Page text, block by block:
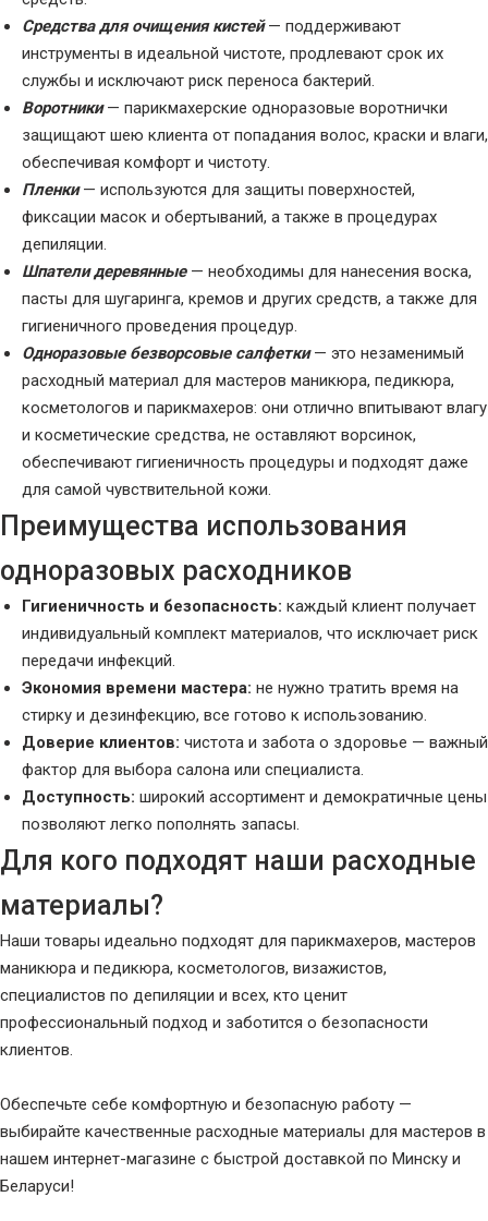
Средства для очищения кистей— поддерживают
инструменты в идеальной чистоте, продлевают срок их
службы и исключают риск переноса бактерий.
Воротники— парикмахерские одноразовые воротнички
защищают шею клиента от попадания волос, краски и влаги,
обеспечивая комфорт и чистоту.
Пленки— используются для защиты поверхностей,
фиксации масок и обертываний, а также в процедурах
депиляции.
Шпатели деревянные— необходимы для нанесения воска,
пасты для шугаринга, кремов и других средств, а также для
гигиеничного проведения процедур.
Одноразовые безворсовые салфетки— это незаменимый
расходный материал для мастеров маникюра, педикюра,
косметологов и парикмахеров: они отлично впитывают влагу
и косметические средства, не оставляют ворсинок,
обеспечивают гигиеничность процедуры и подходят даже
для самой чувствительной кожи.
Преимущества использования
одноразовых расходников
Гигиеничность и безопасность: каждый клиент получает
индивидуальный комплект материалов, что исключает риск
передачи инфекций.
Экономия времени мастера: не нужно тратить время на
стирку и дезинфекцию, все готово к использованию.
Доверие клиентов: чистота и забота о здоровье — важный
фактор для выбора салона или специалиста.
Доступность: широкий ассортимент и демократичные цены
позволяют легко пополнять запасы.
Для кого подходят наши расходные
материалы?
Наши товары идеально подходят для парикмахеров, мастеров
маникюра и педикюра, косметологов, визажистов,
специалистов по депиляции и всех, кто ценит
профессиональный подход и заботится о безопасности
клиентов.
Обеспечьте себе комфортную и безопасную работу —
выбирайте качественные расходные материалы для мастеров в
нашем интернет-магазине с быстрой доставкой по Минску и
Беларуси!